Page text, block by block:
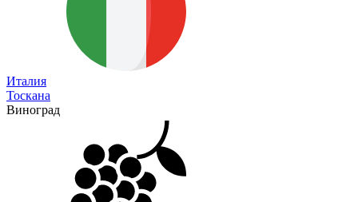
Италия
Тоскана
Виноград